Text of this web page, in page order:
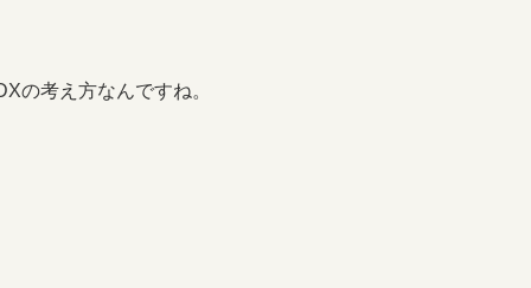
の考え方なんですね。